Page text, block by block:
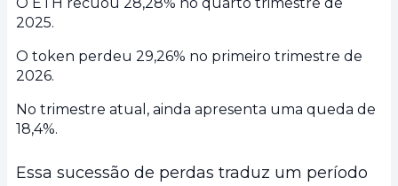
2025.
O token perdeu 29,26% no primeiro trimestre de
2026.
No trimestre atual, ainda apresenta uma queda de
18,4%.
Essa sucessão de perdas traduz um período